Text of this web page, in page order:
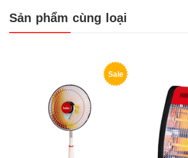
Sản phẩm cùng loại
Sale